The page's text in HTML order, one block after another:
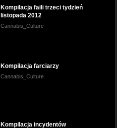
Kompilacja faili trzeci tydzień
listopada 2012
Cannabis_Culture
Kompilacja farciarzy
Cannabis_Culture
Kompilacja incydentów